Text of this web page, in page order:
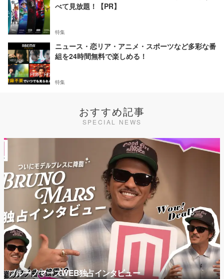
べて見放題！【PR】
特集
ニュース・恋リア・アニメ・スポーツなど多彩な番
組を24時間無料で楽しめる！
特集
おすすめ記事
SPECIAL NEWS
ブルーノマーズWEB独占インタビュー